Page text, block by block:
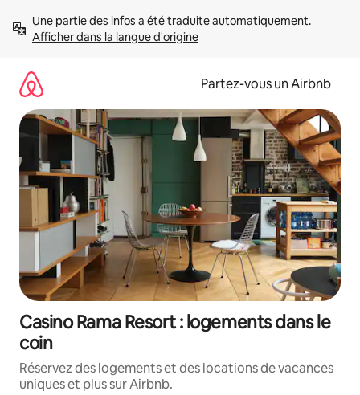
directement
Afficher dans la langue d'origine
Partez-vous un Airbnb
Casino Rama Resort : logements dans le
coin
Réservez des logements et des locations de vacances
uniques et plus sur Airbnb.